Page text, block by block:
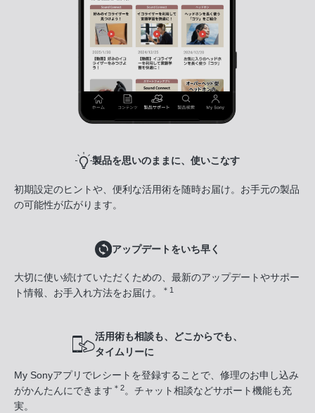
製品を思いのままに、使いこなす
初期設定のヒントや、便利な活用術を随時お届け。お手元の製品
の可能性が広がります。
アップデートをいち早く
大切に使い続けていただくための、最新のアップデートやサポー
ト情報、お手入れ方法をお届け。
＊1
活用術も相談も、どこからでも、
タイムリーに
My Sonyアプリでレシートを登録することで、修理のお申し込み
がかんたんにできます ＊2。チャット相談などサポート機能も充
実。